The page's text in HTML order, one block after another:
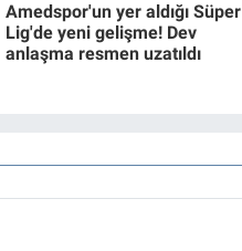
Amedspor'un yer aldığı Süper
Lig'de yeni gelişme! Dev
anlaşma resmen uzatıldı